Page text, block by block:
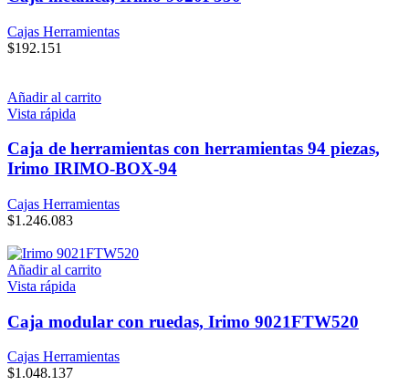
Cajas Herramientas
$192.151
Añadir al carrito
Vista rápida
Caja de herramientas con herramientas 94 piezas,
Irimo IRIMO-BOX-94
Cajas Herramientas
$1.246.083
Añadir al carrito
Vista rápida
Caja modular con ruedas, Irimo 9021FTW520
Cajas Herramientas
$1.048.137